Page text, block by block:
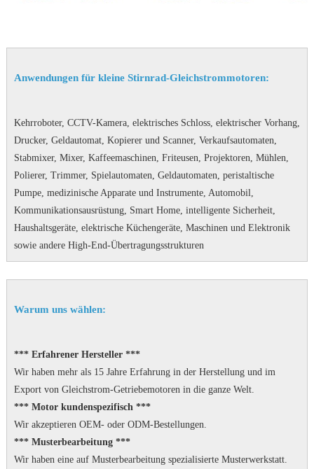
Anwendungen für kleine Stirnrad-Gleichstrommotoren:
Kehrroboter, CCTV-Kamera, elektrisches Schloss, elektrischer Vorhang,
Drucker, Geldautomat, Kopierer und Scanner, Verkaufsautomaten,
Stabmixer, Mixer, Kaffeemaschinen, Friteusen, Projektoren, Mühlen,
Polierer, Trimmer, Spielautomaten, Geldautomaten, peristaltische
Pumpe, medizinische Apparate und Instrumente, Automobil,
Kommunikationsausrüstung, Smart Home, intelligente Sicherheit,
Haushaltsgeräte, elektrische Küchengeräte, Maschinen und Elektronik
sowie andere High-End-Übertragungsstrukturen
Warum uns wählen:
*** Erfahrener Hersteller ***
Wir haben mehr als 15 Jahre Erfahrung in der Herstellung und im
Export von Gleichstrom-Getriebemotoren in die ganze Welt.
*** Motor kundenspezifisch ***
Wir akzeptieren OEM- oder ODM-Bestellungen.
*** Musterbearbeitung ***
Wir haben eine auf Musterbearbeitung spezialisierte Musterwerkstatt.